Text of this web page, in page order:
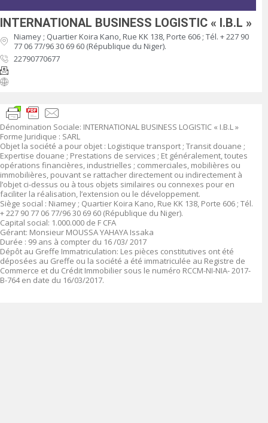
INTERNATIONAL BUSINESS LOGISTIC « I.B.L »
Niamey ; Quartier Koira Kano, Rue KK 138, Porte 606 ; Tél. + 227 90
77 06 77/96 30 69 60 (République du Niger).
22790770677
Dénomination Sociale: INTERNATIONAL BUSINESS LOGISTIC « I.B.L »
Forme Juridique : SARL
Objet la société a pour objet : Logistique transport ; Transit douane ;
Expertise douane ; Prestations de services ; Et généralement, toutes
opérations financières, industrielles ; commerciales, mobilières ou
immobilières, pouvant se rattacher directement ou indirectement à
l’objet ci-dessus ou à tous objets similaires ou connexes pour en
faciliter la réalisation, l’extension ou le développement.
Siège social : Niamey ; Quartier Koira Kano, Rue KK 138, Porte 606 ; Tél.
+ 227 90 77 06 77/96 30 69 60 (République du Niger).
Capital social: 1.000.000 de F CFA
Gérant: Monsieur MOUSSA YAHAYA Issaka
Durée : 99 ans à compter du 16 /03/ 2017
Dépôt au Greffe Immatriculation: Les pièces constitutives ont été
déposées au Greffe ou la société a été immatriculée au Registre de
Commerce et du Crédit Immobilier sous le numéro RCCM-NI-NIA- 2017-
B-764 en date du 16/03/2017.